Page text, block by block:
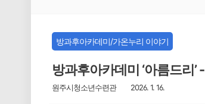
방과후아카데미/가온누리 이야기
방과후아카데미 ‘아름드리’
원주시청소년수련관 2026. 1. 16.